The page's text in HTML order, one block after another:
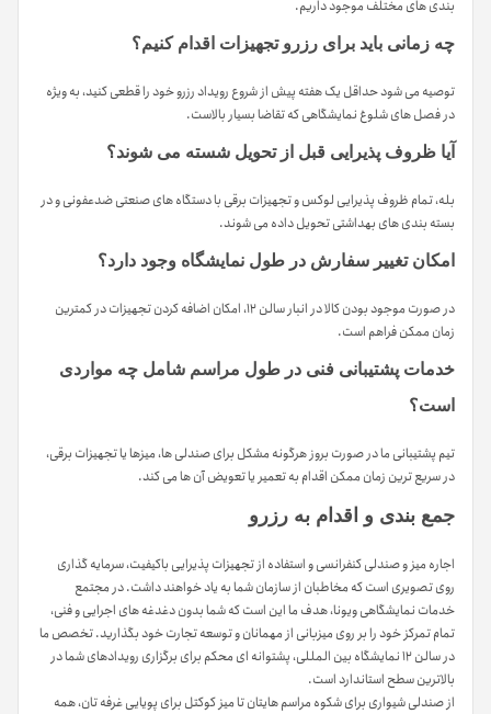
بندی های مختلف موجود داریم.
چه زمانی باید برای رزرو تجهیزات اقدام کنیم؟
توصیه می شود حداقل یک هفته پیش از شروع رویداد رزرو خود را قطعی کنید، به ویژه
در فصل های شلوغ نمایشگاهی که تقاضا بسیار بالاست.
آیا ظروف پذیرایی قبل از تحویل شسته می شوند؟
بله، تمام ظروف پذیرایی لوکس و تجهیزات برقی با دستگاه های صنعتی ضدعفونی و در
بسته بندی های بهداشتی تحویل داده می شوند.
امکان تغییر سفارش در طول نمایشگاه وجود دارد؟
در صورت موجود بودن کالا در انبار سالن ۱۲، امکان اضافه کردن تجهیزات در کمترین
زمان ممکن فراهم است.
خدمات پشتیبانی فنی در طول مراسم شامل چه مواردی
است؟
تیم پشتیبانی ما در صورت بروز هرگونه مشکل برای صندلی ها، میزها یا تجهیزات برقی،
در سریع ترین زمان ممکن اقدام به تعمیر یا تعویض آن ها می کند.
جمع بندی و اقدام به رزرو
اجاره میز و صندلی کنفرانسی و استفاده از تجهیزات پذیرایی باکیفیت، سرمایه گذاری
روی تصویری است که مخاطبان از سازمان شما به یاد خواهند داشت. در مجتمع
خدمات نمایشگاهی ویونا، هدف ما این است که شما بدون دغدغه های اجرایی و فنی،
تمام تمرکز خود را بر روی میزبانی از مهمانان و توسعه تجارت خود بگذارید. تخصص ما
در سالن ۱۲ نمایشگاه بین المللی، پشتوانه ای محکم برای برگزاری رویدادهای شما در
بالاترین سطح استاندارد است.
از صندلی شیواری برای شکوه مراسم هایتان تا میز کوکتل برای پویایی غرفه تان، همه